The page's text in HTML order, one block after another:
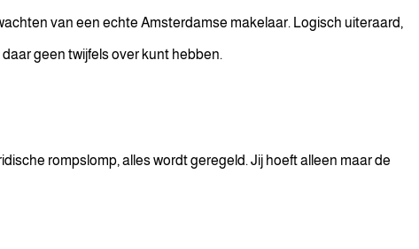
van een echte Amsterdamse makelaar. Logisch uiteraard,
geen twijfels over kunt hebben.
rompslomp, alles wordt geregeld. Jij hoeft alleen maar de